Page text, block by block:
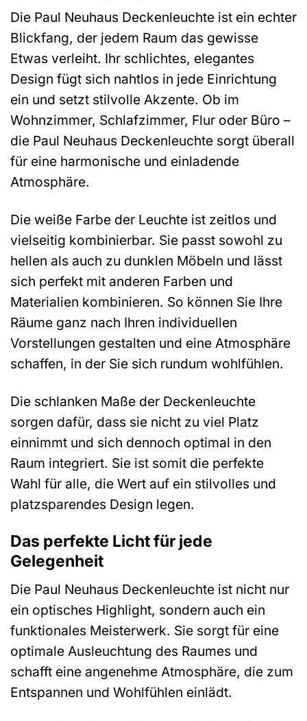
Die Paul Neuhaus Deckenleuchte ist ein echter
Blickfang, der jedem Raum das gewisse
Etwas verleiht. Ihr schlichtes, elegantes
Design fügt sich nahtlos in jede Einrichtung
ein und setzt stilvolle Akzente. Ob im
Wohnzimmer, Schlafzimmer, Flur oder Büro –
die Paul Neuhaus Deckenleuchte sorgt überall
für eine harmonische und einladende
Atmosphäre.
Die weiße Farbe der Leuchte ist zeitlos und
vielseitig kombinierbar. Sie passt sowohl zu
hellen als auch zu dunklen Möbeln und lässt
sich perfekt mit anderen Farben und
Materialien kombinieren. So können Sie Ihre
Räume ganz nach Ihren individuellen
Vorstellungen gestalten und eine Atmosphäre
schaffen, in der Sie sich rundum wohlfühlen.
Die schlanken Maße der Deckenleuchte
sorgen dafür, dass sie nicht zu viel Platz
einnimmt und sich dennoch optimal in den
Raum integriert. Sie ist somit die perfekte
Wahl für alle, die Wert auf ein stilvolles und
platzsparendes Design legen.
Das perfekte Licht für jede
Gelegenheit
Die Paul Neuhaus Deckenleuchte ist nicht nur
ein optisches Highlight, sondern auch ein
funktionales Meisterwerk. Sie sorgt für eine
optimale Ausleuchtung des Raumes und
schafft eine angenehme Atmosphäre, die zum
Entspannen und Wohlfühlen einlädt.